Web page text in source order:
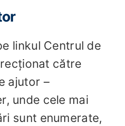
linkul Centrul de
către
ajutor –
unde cele mai
sunt enumerate,